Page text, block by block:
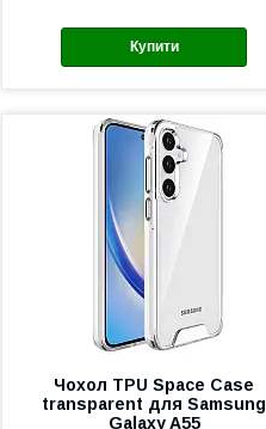
Купити
Чохол TPU Space Case
transparent для Samsung
Galaxy A55